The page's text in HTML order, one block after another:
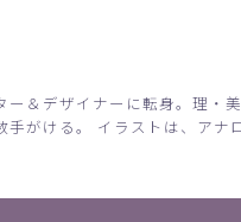
＆デザイナーに転身。理・
がける。 イラストは、アナ